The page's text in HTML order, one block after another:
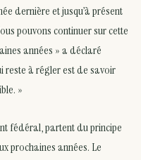
dernière et jusqu’à présent
pouvons continuer sur cette
années » a déclaré
reste à régler est de savoir
»
fédéral, partent du principe
prochaines années. Le